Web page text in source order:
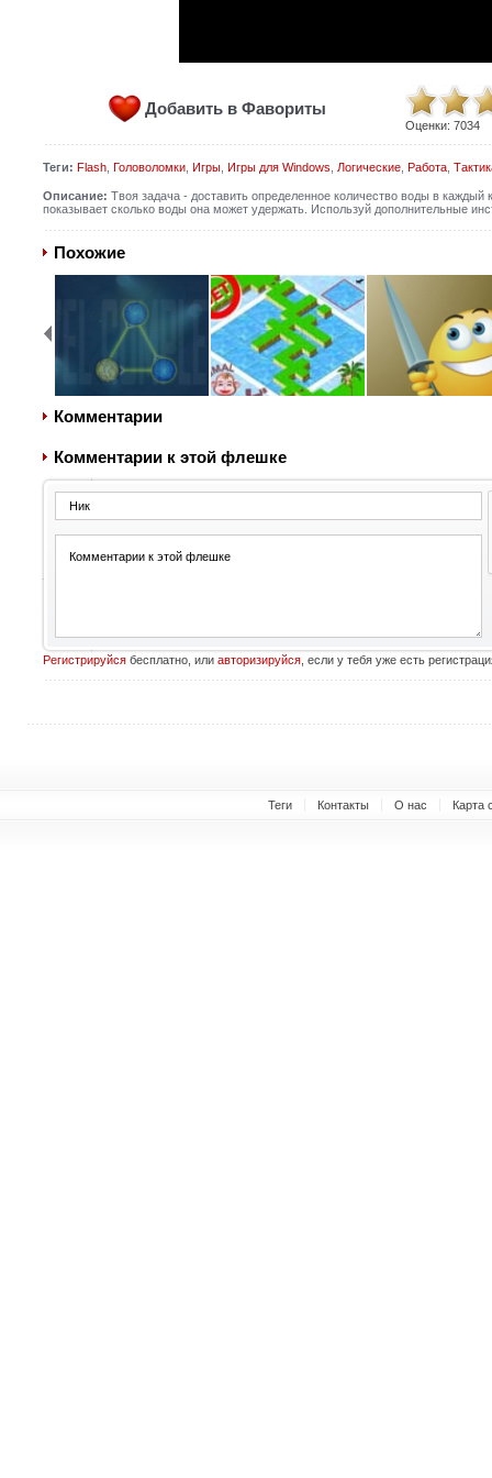
Добавить в Фавориты
Оценки: 7034
Теги: Flash, Головоломки, Игры, Игры для Windows Логические, Работа,
Описание: Твоя задача - доставить определенное количество воды в каждый
показывает сколько воды она может удержать. Используй дополнительные
Похожие
Комментарии
Комментарии к этой флешке
Регистрируйсябесплатно, или авторизируйся, если у тебя уже есть
Теги Контакты О нас Карта